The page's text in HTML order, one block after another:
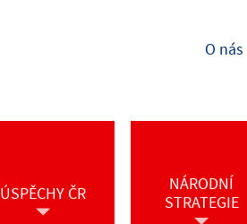
O nás
ÚSPĚCHY ČR
NÁRODNÍ
STRATEGIE